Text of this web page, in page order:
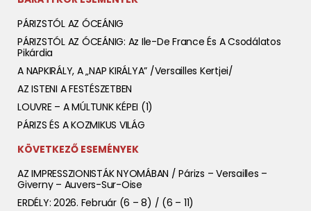
PÁRIZSTÓL AZ ÓCEÁNIG
PÁRIZSTÓL AZ ÓCEÁNIG: Az Ile-De France És A Csodálatos
Pikárdia
A NAPKIRÁLY, A „NAP KIRÁLYA” /Versailles Kertjei/
AZ ISTENI A FESTÉSZETBEN
LOUVRE – A MÚLTUNK KÉPEI (1)
PÁRIZS ÉS A KOZMIKUS VILÁG
KÖVETKEZŐ ESEMÉNYEK
AZ IMPRESSZIONISTÁK NYOMÁBAN / Párizs – Versailles –
Giverny – Auvers-Sur-Oise
ERDÉLY: 2026. Február (6 – 8) / (6 – 11)